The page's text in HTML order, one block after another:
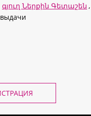
գյուղ Ներքին Գետաշեն ,